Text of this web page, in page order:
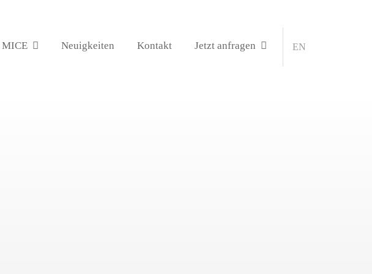
MICE Neuigkeiten Kontakt Jetzt anfragen EN